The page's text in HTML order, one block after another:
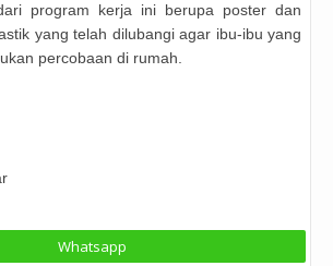
program kerja ini berupa poster dan
yang telah dilubangi agar ibu-ibu yang
percobaan di rumah.
Whatsapp